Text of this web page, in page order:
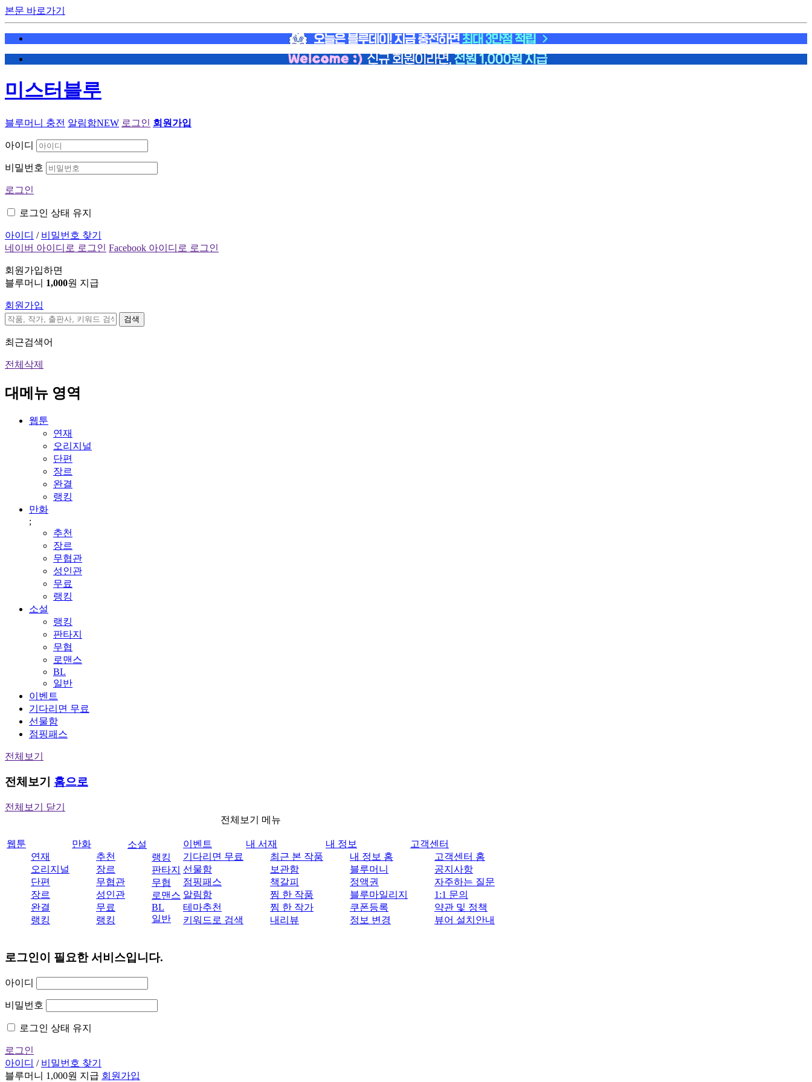
본문 바로가기
미스터블루
블루머니 충전 알림함NEW 로그인 회원가입
아이디
비밀번호
로그인
로그인 상태 유지
아이디 / 비밀번호 찾기
네이버 아이디로 로그인 Facebook 아이디로 로그인
회원가입하면
블루머니 1,000원 지급
회원가입
검색
최근검색어
전체삭제
대메뉴 영역
웹툰
연재
오리지널
단편
장르
완결
랭킹
만화
;
추천
장르
무협관
성인관
무료
랭킹
소설
랭킹
판타지
무협
로맨스
BL
일반
이벤트
기다리면 무료
선물함
점핑패스
전체보기
전체보기 홈으로
전체보기 닫기
전체보기 메뉴
웹툰
연재
오리지널
단편
장르
완결
랭킹
만화
추천
장르
무협관
성인관
무료
랭킹
소설
랭킹
판타지
무협
로맨스
BL
일반
이벤트
기다리면 무료
선물함
점핑패스
알림함
테마추천
키워드로 검색
내 서재
최근 본 작품
보관함
책갈피
찜 한 작품
찜 한 작가
내리뷰
내 정보
내 정보 홈
블루머니
정액권
블루마일리지
쿠폰등록
정보 변경
고객센터
고객센터 홈
공지사항
자주하는 질문
1:1 문의
약관 및 정책
뷰어 설치안내
로그인이 필요한 서비스입니다.
아이디
비밀번호
로그인 상태 유지
로그인
아이디 / 비밀번호 찾기
블루머니 1,000원 지급 회원가입